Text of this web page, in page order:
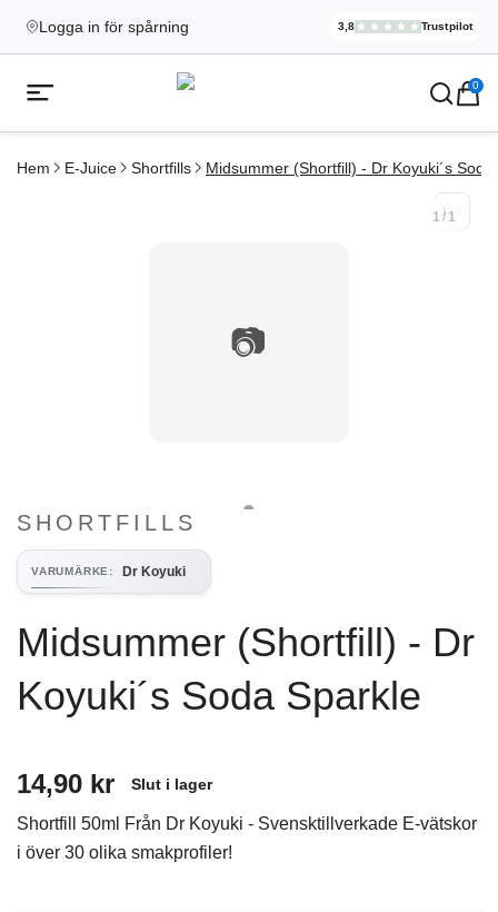
Logga in för spårning
Elekcig.se
3,8 Trustpilot
,3 071
Öppna mobilmeny
Ecigg → Köp e-cigarett och 0
Hem E-Juice Shortfills Midsummer (Shortfill) - Dr Koyuki´s Soda
📷
1 / 1
1 /
SHORTFILLS
VARUMÄRKE : Dr Koyuki
Midsummer (Shortfill) - Dr
Koyuki´s Soda Sparkle
14,90 kr Slut i lager
Shortfill 50ml Från Dr Koyuki - Svensktillverkade E-vätskor
i över 30 olika smakprofiler!